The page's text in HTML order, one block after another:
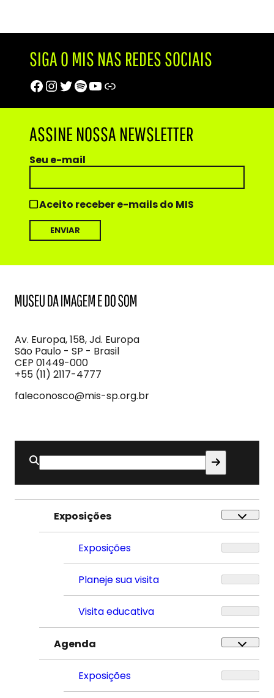
SIGA O MIS NAS REDES SOCIAIS
Facebook
Instagram
Twitter
Spotify
Youtube
Trip Advisor
ASSINE NOSSA NEWSLETTER
Seu e-mail
Aceito receber e-mails do MIS
Imagem
e
do
Som
Av. Europa, 158, Jd. Europa
São Paulo - SP - Brasil
CEP 01449-000
+55 (11) 2117-4777
faleconosco@mis-sp.org.br
Buscar
por:
Exposições
Exposições
Planeje sua visita
Visita educativa
Agenda
Exposições